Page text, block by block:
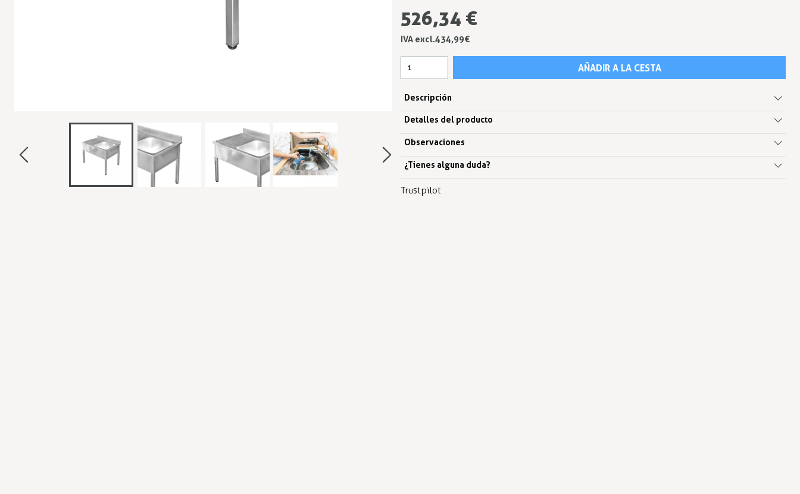
526,34 €
IVA excl.434,99 €
AÑADIR A LA CESTA
Descripción
Detalles del producto
Observaciones
¿Tienes alguna duda?
Trustpilot